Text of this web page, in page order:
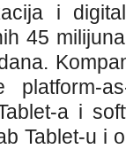
i
45
platform-
a i
Tablet-u i